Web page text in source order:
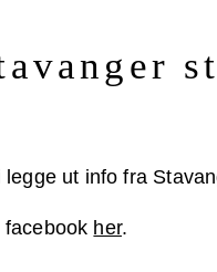
legge ut info fra
facebook her.